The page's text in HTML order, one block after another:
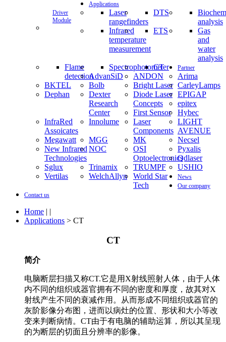
Driver
Module
Applications
Laser
rangefinders
DTS
analysis
Infrared
temperature
measurement
ETS
Gas
and
water
analysis
Flame
detection
Spectrophotometer
CT Partner
AdvanSiD ANDON
Arima
BKTEL
Bolb Bright Laser CarleyLamps
Dephan
Dexter
Research
Center
Diode Laser
Concepts
EPIGAP
epitex
First Sensor
Hybec
InfraRed
Assoicates
Innolume
Laser
Components
LIGHT
AVENUE
Megawatt
MGG MK
Necsel
New Infrared
Technologies
NOC
OSI
Optoelectronics
Pyxalis
Qdlaser
Sglux
Trinamix TRUMPF
USHIO
Vertilas
WelchAllyn
World Star
Tech
News
Our company
Contact us
Home | |
Applications > CT
CT
简介
电脑断层扫描又称CT.它是用X射线照射人体，由于人体
内不同的组织或器官拥有不同的密度和厚度，故其对X
射线产生不同的衰减作用。从而形成不同组织或器官的
灰阶影像分布图，进而以病灶的位置、形状和大小等改
变来判断病情。CT由于有电脑的辅助运算，所以其呈现
的为断层的切面且分辨率的影像。